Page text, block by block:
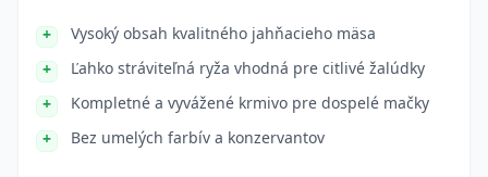
Vysoký obsah kvalitného jahňacieho mäsa
Ľahko stráviteľná ryža vhodná pre citlivé žalúdky
Kompletné a vyvážené krmivo pre dospelé mačky
Bez umelých farbív a konzervantov